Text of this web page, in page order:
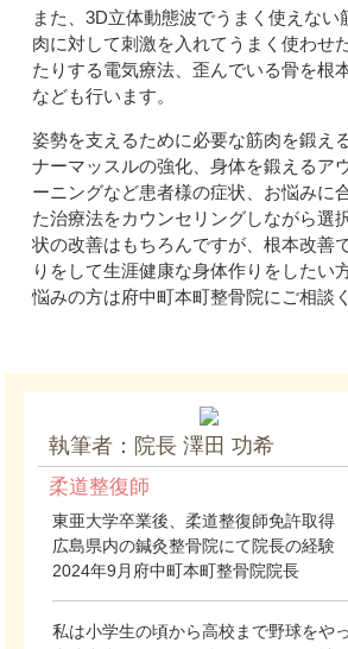
また、3D立体動態波でうまく使えない
肉に対して刺激を入れてうまく使わせ
たりする電気療法、歪んでいる骨を根
なども行います。
姿勢を支えるために必要な筋肉を鍛え
ナーマッスルの強化、身体を鍛えるア
ーニングなど患者様の症状、お悩みに
た治療法をカウンセリングしながら選
状の改善はもちろんですが、根本改善
りをして生涯健康な身体作りをしたい
悩みの方は府中町本町整骨院にご相談
執筆者：院長 澤田 功希
柔道整復師
東亜大学卒業後、柔道整復師免許取得
広島県内の鍼灸整骨院にて院長の経験
2024年9月府中町本町整骨院院長
私は小学生の頃から高校まで野球をや